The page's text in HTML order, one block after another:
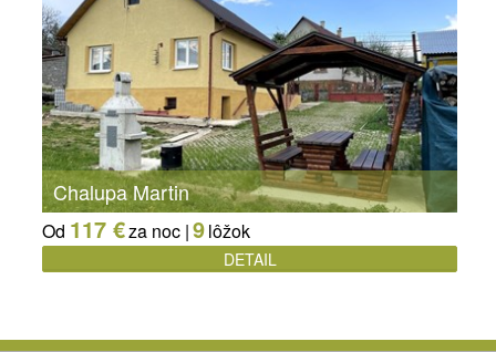
Chalupa Martin
Od 117 €za noc |9lôžok
DETAIL